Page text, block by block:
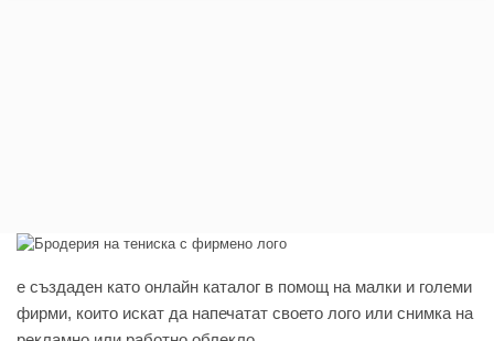
e създаден като онлайн каталог в помощ на малки и големи
фирми, които искат да напечатат своето лого или снимка на